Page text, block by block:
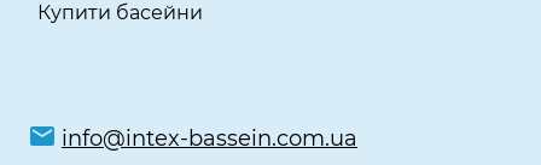
Купити басейни
info@intex-bassein.com.ua